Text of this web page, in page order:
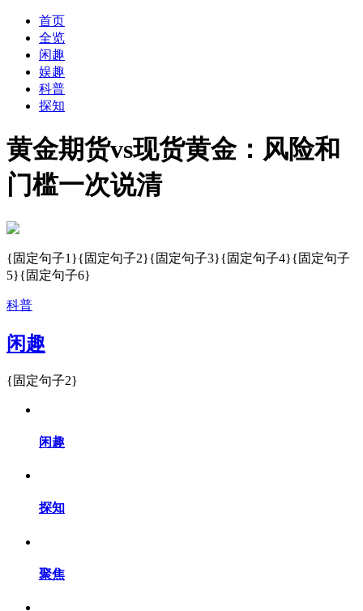
首页
全览
闲趣
娱趣
科普
探知
黄金期货vs现货黄金：风险和
门槛一次说清
{固定句子1}{固定句子2}{固定句子3}{固定句子4}{固定句子
5}{固定句子6}
科普
闲趣
{固定句子2}
闲趣
探知
聚焦